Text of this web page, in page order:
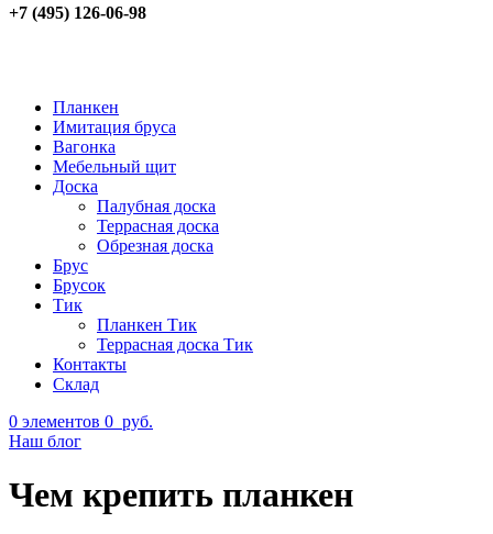
+7 (495) 126-06-98
Планкен
Имитация бруса
Вагонка
Мебельный щит
Доска
Палубная доска
Террасная доска
Обрезная доска
Брус
Брусок
Тик
Планкен Тик
Террасная доска Тик
Контакты
Склад
0 элементов 0 руб.
Наш блог
Чем крепить планкен